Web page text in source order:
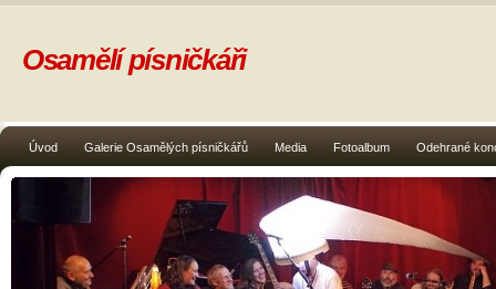
Úvod Galerie Osamělých písničkářů Media Fotoalbum Odehrané
Osamělí písničkáři